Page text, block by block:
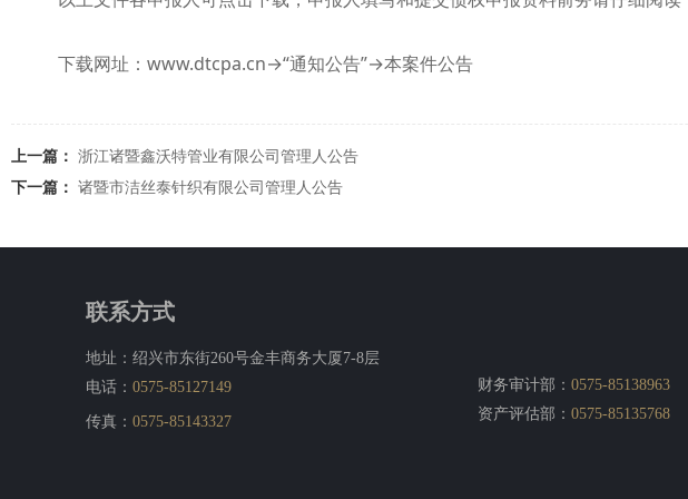
下载网址：www.dtcpa.cn→“通知公告”→本案件公告
上一篇： 浙江诸暨鑫沃特管业有限公司管理人公告
下一篇： 诸暨市洁丝泰针织有限公司管理人公告
联系方式
地址：绍兴市东街260号金丰商务大厦7-8层
电话：0575-85127149
传真：0575-85143327
财务审计部：0575-
资产评估部：0575-85135768